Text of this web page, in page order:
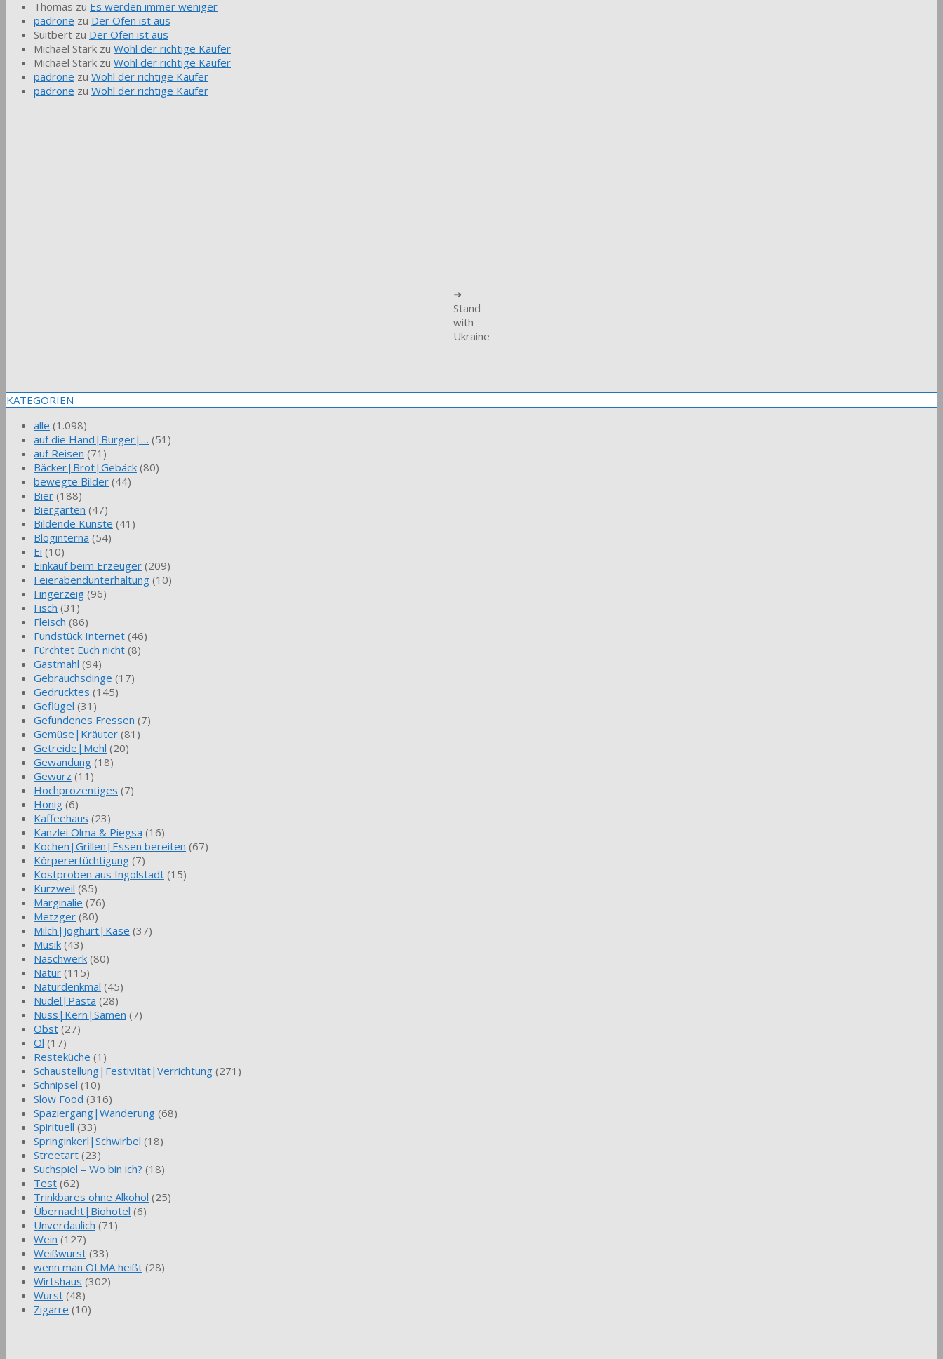
Thomas zu Es werden immer weniger
padrone zu Der Ofen ist aus
Suitbert zu Der Ofen ist aus
Michael Stark zu Wohl der richtige Käufer
Michael Stark zu Wohl der richtige Käufer
padrone zu Wohl der richtige Käufer
padrone zu Wohl der richtige Käufer
➜
Stand
with
Ukraine
KATEGORIEN
alle (1.098)
auf die Hand|Burger|… (51)
auf Reisen (71)
Bäcker|Brot|Gebäck (80)
bewegte Bilder (44)
Bier (188)
Biergarten (47)
Bildende Künste (41)
Bloginterna (54)
Ei (10)
Einkauf beim Erzeuger (209)
Feierabendunterhaltung (10)
Fingerzeig (96)
Fisch (31)
Fleisch (86)
Fundstück Internet (46)
Fürchtet Euch nicht (8)
Gastmahl (94)
Gebrauchsdinge (17)
Gedrucktes (145)
Geflügel (31)
Gefundenes Fressen (7)
Gemüse|Kräuter (81)
Getreide|Mehl (20)
Gewandung (18)
Gewürz (11)
Hochprozentiges (7)
Honig (6)
Kaffeehaus (23)
Kanzlei Olma & Piegsa (16)
Kochen|Grillen|Essen bereiten (67)
Körperertüchtigung (7)
Kostproben aus Ingolstadt (15)
Kurzweil (85)
Marginalie (76)
Metzger (80)
Milch|Joghurt|Käse (37)
Musik (43)
Naschwerk (80)
Natur (115)
Naturdenkmal (45)
Nudel|Pasta (28)
Nuss|Kern|Samen (7)
Obst (27)
Öl (17)
Resteküche (1)
Schaustellung|Festivität|Verrichtung (271)
Schnipsel (10)
Slow Food (316)
Spaziergang|Wanderung (68)
Spirituell (33)
Springinkerl|Schwirbel (18)
Streetart (23)
Suchspiel – Wo bin ich? (18)
Test (62)
Trinkbares ohne Alkohol (25)
Übernacht|Biohotel (6)
Unverdaulich (71)
Wein (127)
Weißwurst (33)
wenn man OLMA heißt (28)
Wirtshaus (302)
Wurst (48)
Zigarre (10)